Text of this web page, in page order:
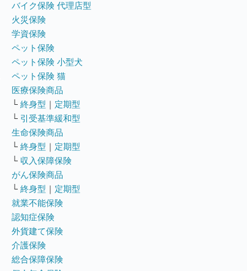
バイク保険 代理店型
火災保険
学資保険
ペット保険
ペット保険 小型犬
ペット保険 猫
医療保険商品
└ 終身型 ｜ 定期型
└ 引受基準緩和型
生命保険商品
└ 終身型 ｜ 定期型
└ 収入保障保険
がん保険商品
└ 終身型 ｜ 定期型
就業不能保険
認知症保険
外貨建て保険
介護保険
総合保障保険